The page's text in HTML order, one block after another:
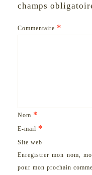
champs
Commentaire *
Nom *
E-mail *
Site web
Enregistrer mon nom,
pour mon prochain